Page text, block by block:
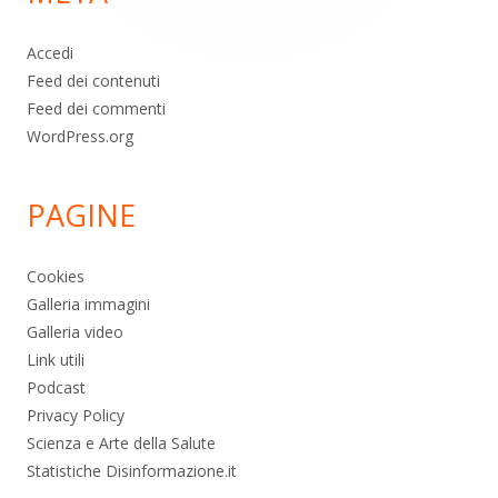
Accedi
Feed dei contenuti
Feed dei commenti
WordPress.org
PAGINE
Cookies
Galleria immagini
Galleria video
Link utili
Podcast
Privacy Policy
Scienza e Arte della Salute
Statistiche Disinformazione.it